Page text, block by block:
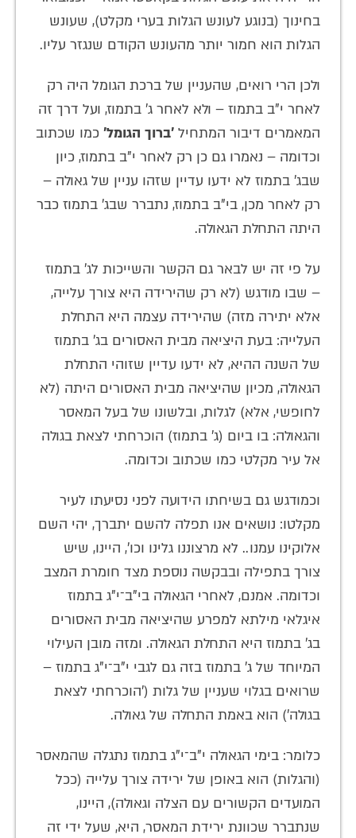
בחינוך (בנוגע לעונש הגלות בערי מקלט), שעונש
הגלות הוא חמור יותר מהעונש הקודם שנגזר עליו.
ולכן הרי רואים, שהעניין של ברכת הגומל היה רק
לאחר י"ב בתמוז – ולא לאחר ג' בתמוז, ועל דרך זה
המאמרים דיבור המתחיל 'ברוך הגומל' כמו שכתוב
וכדומה – נאמרו גם כן רק לאחר י"ב בתמוז, כיון
שבג' בתמוז לא ידעו עדיין שזהו עניין של גאולה –
רק לאחר מכן, בי"ב בתמוז, נתברר שבג' בתמוז כבר
היתה התחלת הגאולה.
על פי זה יש לבאר גם הקשר והשייכות לג' בתמוז
– שבו מודגש (לא רק שהירידה היא צורך עלייה,
אלא יתירה מזה) שהירידה עצמה היא התחלת
העלייה: בעת היציאה מבית האסורים בג' בתמוז
של השנה ההיא, לא ידעו עדיין שזוהי התחלת
הגאולה, מכיון שהיציאה מבית האסורים היתה (לא
לחופשי, אלא) לגלות, ובלשונו של בעל המאסר
והגאולה: בו ביום (ג' בתמוז) הוכרחתי לצאת בגולה
אל עיר מקלטי כמו שכתוב וכדומה.
וכמודגש גם בשיחתו הידועה לפני נסיעתו לעיר
מקלטו: נושאים אנו תפלה להשם יתברך, יהי השם
אלוקינו עמנו.. לא מרצוננו גלינו וכו', היינו, שיש
צורך בתפילה ובבקשה נוספת מצד חומרת המצב
וכדומה. אמנם, לאחרי הגאולה בי"ב־י"ג בתמוז
איגלאי מילתא למפרע שהיציאה מבית האסורים
בג' בתמוז היא התחלת הגאולה. ומזה מובן העילוי
המיוחד של ג' בתמוז בזה גם לגבי י"ב־י"ג בתמוז –
שרואים בגלוי שעניין של גלות ('הוכרחתי לצאת
בגולה') הוא באמת התחלה של גאולה.
כלומר: בימי הגאולה י"ב־י"ג בתמוז נתגלה שהמאסר
(והגלות) הוא באופן של ירידה צורך עלייה (ככל
המועדים הקשורים עם הצלה וגאולה), היינו,
שנתברר שכוונת ירידת המאסר, היא, שעל ידי זה